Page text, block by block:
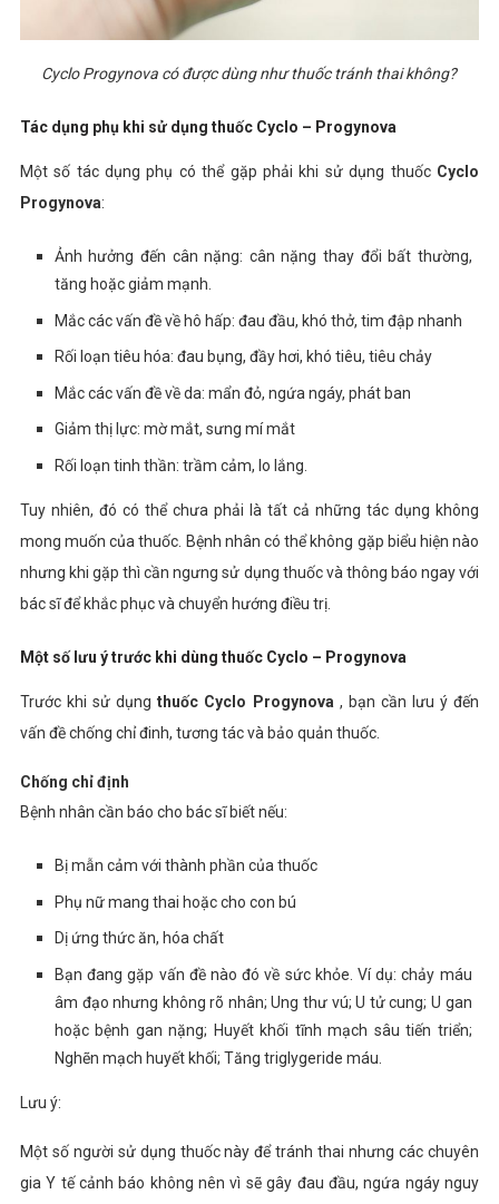
Cyclo Progynova có được dùng như thuốc tránh thai không?
Tác dụng phụ khi sử dụng thuốc Cyclo – Progynova
Một số tác dụng phụ có thể gặp phải khi sử dụng thuốc Cyclo
Progynova:
Ảnh hưởng đến cân nặng: cân nặng thay đổi bất thường,
tăng hoặc giảm mạnh.
Mắc các vấn đề về hô hấp: đau đầu, khó thở, tim đập nhanh
Rối loạn tiêu hóa: đau bụng, đầy hơi, khó tiêu, tiêu chảy
Mắc các vấn đề về da: mẩn đỏ, ngứa ngáy, phát ban
Giảm thị lực: mờ mắt, sưng mí mắt
Rối loạn tinh thần: trầm cảm, lo lắng.
Tuy nhiên, đó có thể chưa phải là tất cả những tác dụng không
mong muốn của thuốc. Bệnh nhân có thể không gặp biểu hiện nào
nhưng khi gặp thì cần ngưng sử dụng thuốc và thông báo ngay với
bác sĩ để khắc phục và chuyển hướng điều trị.
Một số lưu ý trước khi dùng thuốc Cyclo – Progynova
Trước khi sử dụngthuốc Cyclo Progynova , bạn cần lưu ý đến
vấn đề chống chỉ đinh, tương tác và bảo quản thuốc.
Chống chỉ định
Bệnh nhân cần báo cho bác sĩ biết nếu:
Bị mẫn cảm với thành phần của thuốc
Phụ nữ mang thai hoặc cho con bú
Dị ứng thức ăn, hóa chất
Bạn đang gặp vấn đề nào đó về sức khỏe. Ví dụ: chảy máu
âm đạo nhưng không rõ nhân; Ung thư vú; U tử cung; U gan
hoặc bệnh gan nặng; Huyết khối tĩnh mạch sâu tiến triển;
Nghẽn mạch huyết khối; Tăng triglygeride máu.
Lưu ý:
Một số người sử dụng thuốc này để tránh thai nhưng các chuyên
gia Y tế cảnh báo không nên vì sẽ gây đau đầu, ngứa ngáy nguy